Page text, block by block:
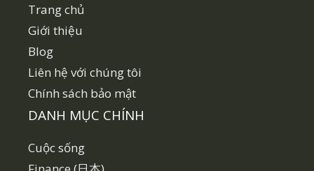
Trang chủ
Giới thiệu
Blog
Liên hệ với chúng tôi
Chính sách bảo mật
DANH MỤC CHÍNH
Cuộc sống